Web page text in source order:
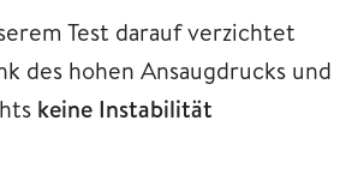
Test darauf verzichtet
des hohen Ansaugdrucks und
keine Instabilität